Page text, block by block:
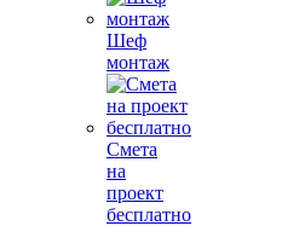
Шеф
монтаж
Смета
на
проект
бесплатно